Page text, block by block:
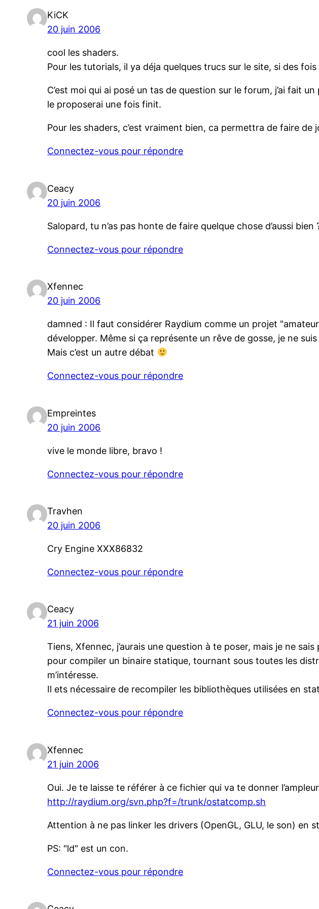
KiCK
20 juin 2006
cool les shaders.
Pour les tutorials, il ya déja quelques trucs sur le site, si des
C’est moi qui ai posé un tas de question sur le forum, j’ai fait
le proposerai une fois finit.
Pour les shaders, c’est vraiment bien, ca permettra de faire de
Connectez-vous pour répondre
Ceacy
20 juin 2006
Salopard, tu n’as pas honte de faire quelque chose d’aussi bien
Connectez-vous pour répondre
Xfennec
20 juin 2006
damned : Il faut considérer Raydium comme un projet
développer. Même si ça représente un rêve de gosse, je ne
Mais c’est un autre débat
Connectez-vous pour répondre
Empreintes
20 juin 2006
vive le monde libre, bravo !
Connectez-vous pour répondre
Travhen
20 juin 2006
Cry Engine XXX86832
Connectez-vous pour répondre
Ceacy
21 juin 2006
Tiens, Xfennec, j’aurais une question à te poser, mais je ne
pour compiler un binaire statique, tournant sous toutes les
m’intéresse.
Il ets nécessaire de recompiler les bibliothèques utilisées en
Connectez-vous pour répondre
Xfennec
21 juin 2006
Oui. Je te laisse te référer à ce fichier qui va te donner
http://raydium.org/svn.php?f=/trunk/ostatcomp.sh
Attention à ne pas linker les drivers (OpenGL, GLU, le son) en
PS: "ld" est un con.
Connectez-vous pour répondre